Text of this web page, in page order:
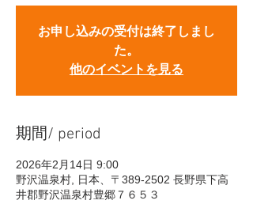
お申し込みの受付は終了しまし
た。
他のイベントを見る
期間/ period
2026年2月14日 9:00
野沢温泉村, 日本、〒389-2502 長野県下高
井郡野沢温泉村豊郷７６５３